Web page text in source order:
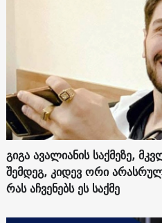
გიგა ავალიანის საქმეზე,
შემდეგ, კიდევ ორი
რას აჩვენებს ეს საქმე